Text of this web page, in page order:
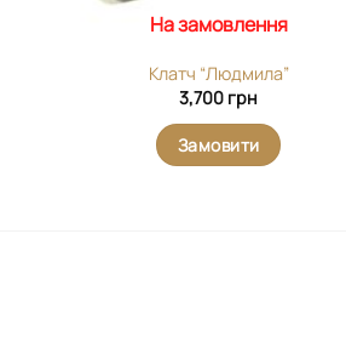
На замовлення
Клатч “Людмила”
3,700 грн
Замовити